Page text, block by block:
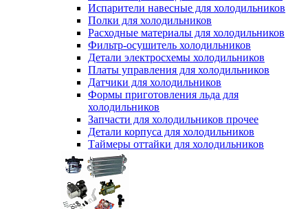
Испарители навесные для холодильников
Полки для холодильников
Расходные материалы для холодильников
Фильтр-осушитель холодильников
Детали электросхемы холодильников
Платы управления для холодильников
Датчики для холодильников
Формы приготовления льда для
холодильников
Запчасти для холодильников прочее
Детали корпуса для холодильников
Таймеры оттайки для холодильников